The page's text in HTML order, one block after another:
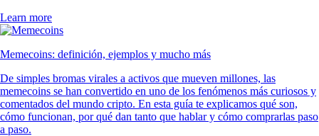
Learn more
Memecoins: definición, ejemplos y mucho más
De simples bromas virales a activos que mueven millones, las
memecoins se han convertido en uno de los fenómenos más curiosos y
comentados del mundo cripto. En esta guía te explicamos qué son,
cómo funcionan, por qué dan tanto que hablar y cómo comprarlas paso
a paso.